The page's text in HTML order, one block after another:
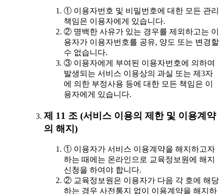
① 이용자번호 및 비밀번호에 대한 모든 관리
책임은 이용자에게 있습니다.
② 명백한 사유가 있는 경우를 제외하고는 이
용자가 이용자번호를 공유, 양도 또는 변경할
수 없습니다.
③ 이용자에게 부여된 이용자번호에 의하여
발생되는 서비스 이용상의 과실 또는 제3자
에 의한 부정사용 등에 대한 모든 책임은 이
용자에게 있습니다.
제 11 조 (서비스 이용의 제한 및 이용계약
의 해지)
① 이용자가 서비스 이용계약을 해지하고자
하는 때에는 온라인으로 교육정보원에 해지
신청을 하여야 합니다.
② 교육정보원은 이용자가 다음 각 호에 해당
하는 경우 사전통지 없이 이용계약을 해지하